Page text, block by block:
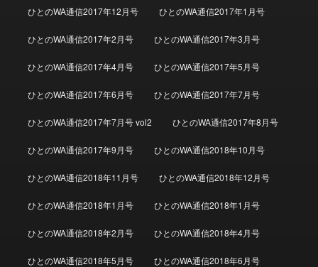
ひとのWA通信2017年12月号 ひとのWA通信2017年1月号
ひとのWA通信2017年2月号 ひとのWA通信2017年3月号
ひとのWA通信2017年4月号 ひとのWA通信2017年5月号
ひとのWA通信2017年6月号 ひとのWA通信2017年7月号
ひとのWA通信2017年7月号 vol2 ひとのWA通信2017年8月号
ひとのWA通信2017年9月号 ひとのWA通信2018年10月号
ひとのWA通信2018年11月号 ひとのWA通信2018年12月号
ひとのWA通信2018年1月号 ひとのWA通信2018年1月号
ひとのWA通信2018年2月号 ひとのWA通信2018年4月号
ひとのWA通信2018年5月号 ひとのWA通信2018年6月号